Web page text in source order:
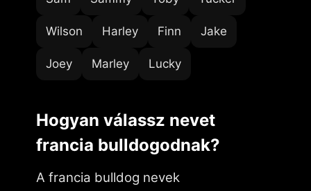
Wilson Harley Finn Jake
Joey Marley Lucky
Hogyan válassz nevet
francia bulldogodnak?
A francia bulldog nevek